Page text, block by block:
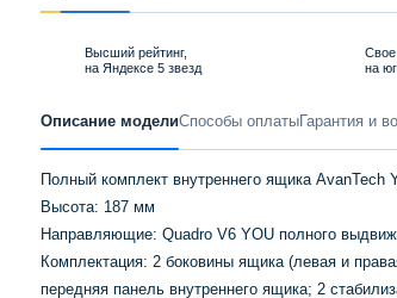
Высший рейтинг,
на Яндексе 5 звезд
Свое
на
Описание модели Способы оплатыГарантия и
Полный комплект внутреннего ящика AvanTech
Высота: 187 мм
Направляющие: Quadro V6 YOU полного
Комплектация: 2 боковины ящика (левая и
передняя панель внутреннего ящика; 2